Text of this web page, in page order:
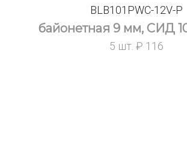
BLB101PWC-12V-P
байонетная 9 мм, СИД
5 шт. ₽ 116